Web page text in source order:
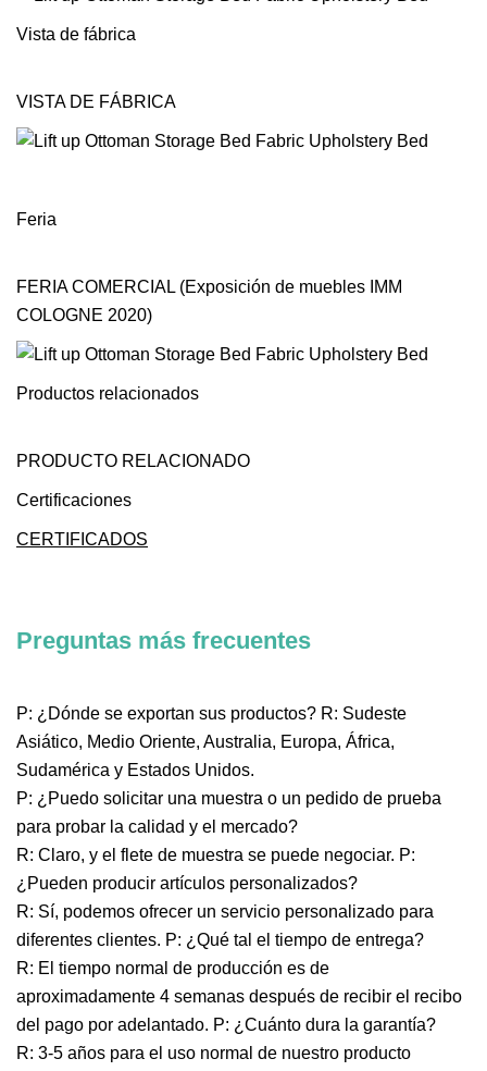
Vista de fábrica
VISTA DE FÁBRICA
Feria
FERIA COMERCIAL (Exposición de muebles IMM
COLOGNE 2020)
Productos relacionados
PRODUCTO RELACIONADO
Certificaciones
CERTIFICADOS
Preguntas más frecuentes
P: ¿Dónde se exportan sus productos? R: Sudeste
Asiático, Medio Oriente, Australia, Europa, África,
Sudamérica y Estados Unidos.
P: ¿Puedo solicitar una muestra o un pedido de prueba
para probar la calidad y el mercado?
R: Claro, y el flete de muestra se puede negociar. P:
¿Pueden producir artículos personalizados?
R: Sí, podemos ofrecer un servicio personalizado para
diferentes clientes. P: ¿Qué tal el tiempo de entrega?
R: El tiempo normal de producción es de
aproximadamente 4 semanas después de recibir el recibo
del pago por adelantado. P: ¿Cuánto dura la garantía?
R: 3-5 años para el uso normal de nuestro producto